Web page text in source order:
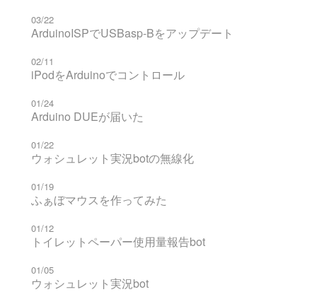
03/22
ArduinoISPでUSBasp-Bをアップデート
02/11
iPodをArduinoでコントロール
01/24
Arduino DUEが届いた
01/22
ウォシュレット実況botの無線化
01/19
ふぁぼマウスを作ってみた
01/12
トイレットペーパー使用量報告bot
01/05
ウォシュレット実況bot